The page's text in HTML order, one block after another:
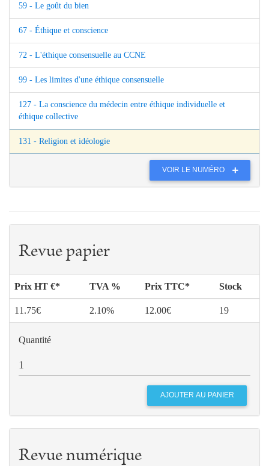
59 - Le goût du bien
67 - Éthique et conscience
72 - L'éthique consensuelle au CCNE
99 - Les limites d'une éthique consensuelle
127 - La conscience du médecin entre éthique individuelle et
éthique collective
131 - Religion et idéologie
VOIR LE NUMÉRO
Revue papier
Prix HT €* TVA % Prix TTC* Stock
11.75€ 2.10% 12.00€ 19
Quantité
Revue numérique